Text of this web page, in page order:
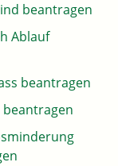
beantragen
Ablauf
beantragen